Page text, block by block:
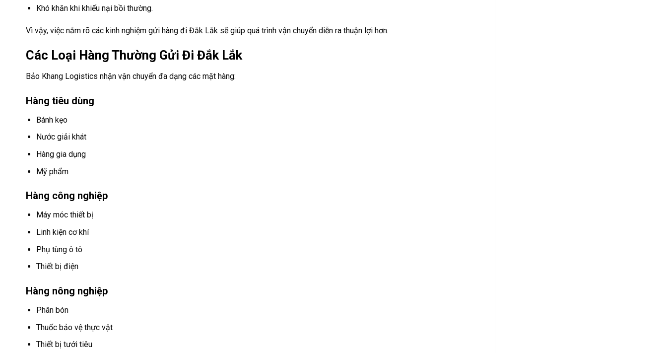
Khó khăn khi khiếu nại bồi thường.
Vì vậy, việc nắm rõ các kinh nghiệm gửi hàng đi Đắk Lắk sẽ giúp quá trình vận chuyển diễn ra thuận lợi hơn.
Các Loại Hàng Thường Gửi Đi Đắk Lắk
Bảo Khang Logistics nhận vận chuyển đa dạng các mặt hàng:
Hàng tiêu dùng
Bánh kẹo
Nước giải khát
Hàng gia dụng
Mỹ phẩm
Hàng công nghiệp
Máy móc thiết bị
Linh kiện cơ khí
Phụ tùng ô tô
Thiết bị điện
Hàng nông nghiệp
Phân bón
Thuốc bảo vệ thực vật
Thiết bị tưới tiêu